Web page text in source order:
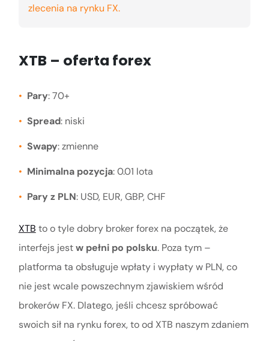
zlecenia na rynku FX.
XTB – oferta forex
Pary: 70+
Spread: niski
Swapy: zmienne
Minimalna pozycja: 0.01 lota
Pary z PLN: USD, EUR, GBP, CHF
XTB to o tyle dobry broker forex na początek, że
interfejs jestw pełni po polsku. Poza tym –
platforma ta obsługuje wpłaty i wypłaty w PLN, co
nie jest wcale powszechnym zjawiskiem wśród
brokerów FX. Dlatego, jeśli chcesz spróbować
swoich sił na rynku forex, to od XTB naszym zdaniem